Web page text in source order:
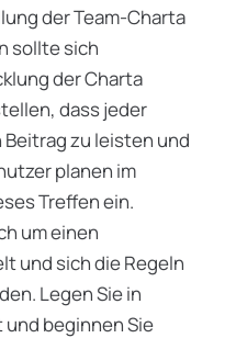
der Team-Charta
sollte sich
der Charta
dass jeder
zu leisten und
planen im
Treffen ein.
um einen
und sich die Regeln
Legen Sie in
beginnen Sie